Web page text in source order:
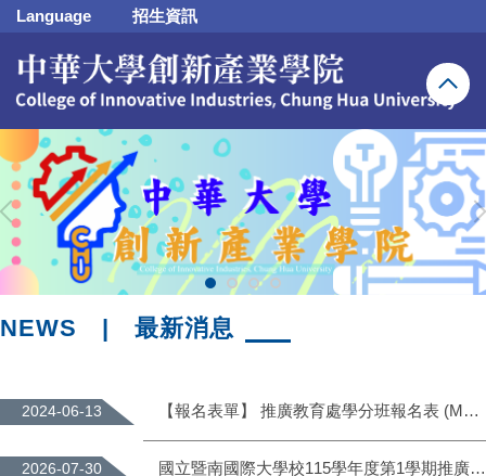
跳
到
主
內
容
Language 招生資訊
NEWS | 最新消息
2024-06-13 【報名表單】 推廣教育處學分班報名表 (MA0-4-011-A個人資料授權取得使用同意書)
2026-07-30 國立暨南國際大學校115學年度第1學期推廣教育課程招生海報